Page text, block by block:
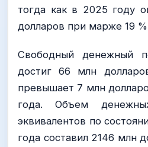
тогда как в 2025 году
долларов при марже 19
Свободный денежный
достиг 66 млн
превышает 7 млн
года. Объем
эквивалентов по
года составил 2146 млн